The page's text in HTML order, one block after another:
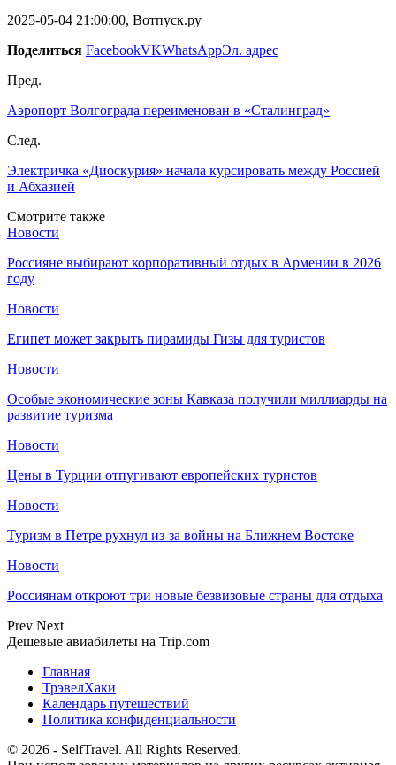
2025-05-04 21:00:00, Вотпуск.ру
Поделиться FacebookVKWhatsAppЭл. адрес
Пред.
Аэропорт Волгограда переименован в «Сталинград»
След.
Электричка «Диоскурия» начала курсировать между Россией
и Абхазией
Смотрите также
Новости
Россияне выбирают корпоративный отдых в Армении в 2026
году
Новости
Египет может закрыть пирамиды Гизы для туристов
Новости
Особые экономические зоны Кавказа получили миллиарды на
развитие туризма
Новости
Цены в Турции отпугивают европейских туристов
Новости
Туризм в Петре рухнул из-за войны на Ближнем Востоке
Новости
Россиянам откроют три новые безвизовые страны для отдыха
Prev Next
Дешевые авиабилеты на Trip.com
Главная
ТрэвелХаки
Календарь путешествий
Политика конфиденциальности
© 2026 - SelfTravel. All Rights Reserved.